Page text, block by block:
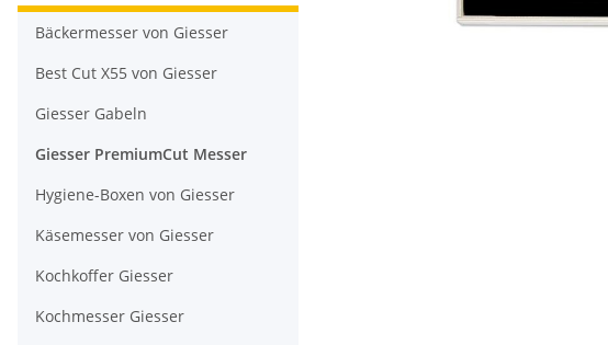
Bäckermesser von Giesser
Best Cut X55 von Giesser
Giesser Gabeln
Giesser PremiumCut Messer
Hygiene-Boxen von Giesser
Käsemesser von Giesser
Kochkoffer Giesser
Kochmesser Giesser